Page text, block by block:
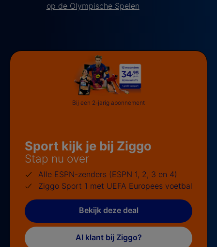
op de Olympische Spelen
Sport kijk je bij Ziggo
Stap nu over
Alle ESPN-zenders (ESPN 1, 2, 3 en 4)
Ziggo Sport 1 met UEFA Europees voetbal
Bekijk deze deal
Al klant bij Ziggo?
Bij een 2-jarig abonnement